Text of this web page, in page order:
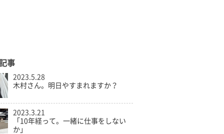
事
2023.5.28
木村さん。明日やすまれますか？
2023.3.21
「10年経って。一緒に仕事をしない
か」